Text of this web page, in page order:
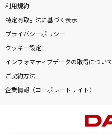
利用規約
特定商取引法に基づく表示
プライバシーポリシー
クッキー設定
インフォマティブデータの取得について
ご契約方法
企業情報（コーポレートサイト）